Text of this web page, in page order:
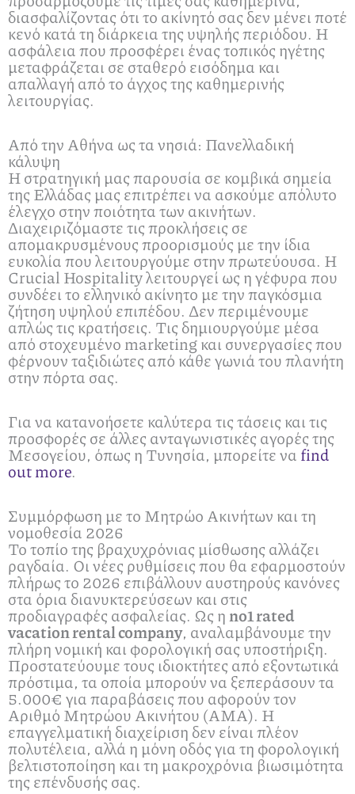
διασφαλίζοντας ότι το ακίνητό σας δεν μένει ποτέ
κενό κατά τη διάρκεια της υψηλής περιόδου. Η
ασφάλεια που προσφέρει ένας τοπικός ηγέτης
μεταφράζεται σε σταθερό εισόδημα και
απαλλαγή από το άγχος της καθημερινής
λειτουργίας.
Από την Αθήνα ως τα νησιά: Πανελλαδική
κάλυψη
Η στρατηγική μας παρουσία σε κομβικά σημεία
της Ελλάδας μας επιτρέπει να ασκούμε απόλυτο
έλεγχο στην ποιότητα των ακινήτων.
Διαχειριζόμαστε τις προκλήσεις σε
απομακρυσμένους προορισμούς με την ίδια
ευκολία που λειτουργούμε στην πρωτεύουσα. Η
Crucial Hospitality λειτουργεί ως η γέφυρα που
συνδέει το ελληνικό ακίνητο με την παγκόσμια
ζήτηση υψηλού επιπέδου. Δεν περιμένουμε
απλώς τις κρατήσεις. Τις δημιουργούμε μέσα
από στοχευμένο marketing και συνεργασίες που
φέρνουν ταξιδιώτες από κάθε γωνιά του πλανήτη
στην πόρτα σας.
Για να κατανοήσετε καλύτερα τις τάσεις και τις
προσφορές σε άλλες ανταγωνιστικές αγορές της
Μεσογείου, όπως η Τυνησία, μπορείτε να find
out more.
Συμμόρφωση με το Μητρώο Ακινήτων και τη
νομοθεσία 2026
Το τοπίο της βραχυχρόνιας μίσθωσης αλλάζει
ραγδαία. Οι νέες ρυθμίσεις που θα εφαρμοστούν
πλήρως το 2026 επιβάλλουν αυστηρούς κανόνες
στα όρια διανυκτερεύσεων και στις
προδιαγραφές ασφαλείας. Ως ηno1 rated
vacation rental company, αναλαμβάνουμε την
πλήρη νομική και φορολογική σας υποστήριξη.
Προστατεύουμε τους ιδιοκτήτες από εξοντωτικά
πρόστιμα, τα οποία μπορούν να ξεπεράσουν τα
5.000€ για παραβάσεις που αφορούν τον
Αριθμό Μητρώου Ακινήτου (ΑΜΑ). Η
επαγγελματική διαχείριση δεν είναι πλέον
πολυτέλεια, αλλά η μόνη οδός για τη φορολογική
βελτιστοποίηση και τη μακροχρόνια βιωσιμότητα
της επένδυσής σας.